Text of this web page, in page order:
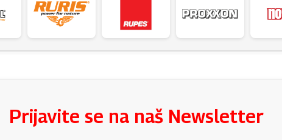
Prijavite se na naš Newsletter